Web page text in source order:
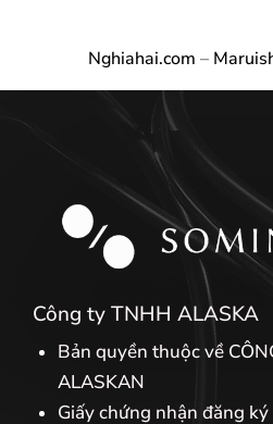
Nghiahai.com –
Công ty TNHH ALASKA
Bản quyền thuộc về
ALASKAN
Giấy chứng nhận đăng